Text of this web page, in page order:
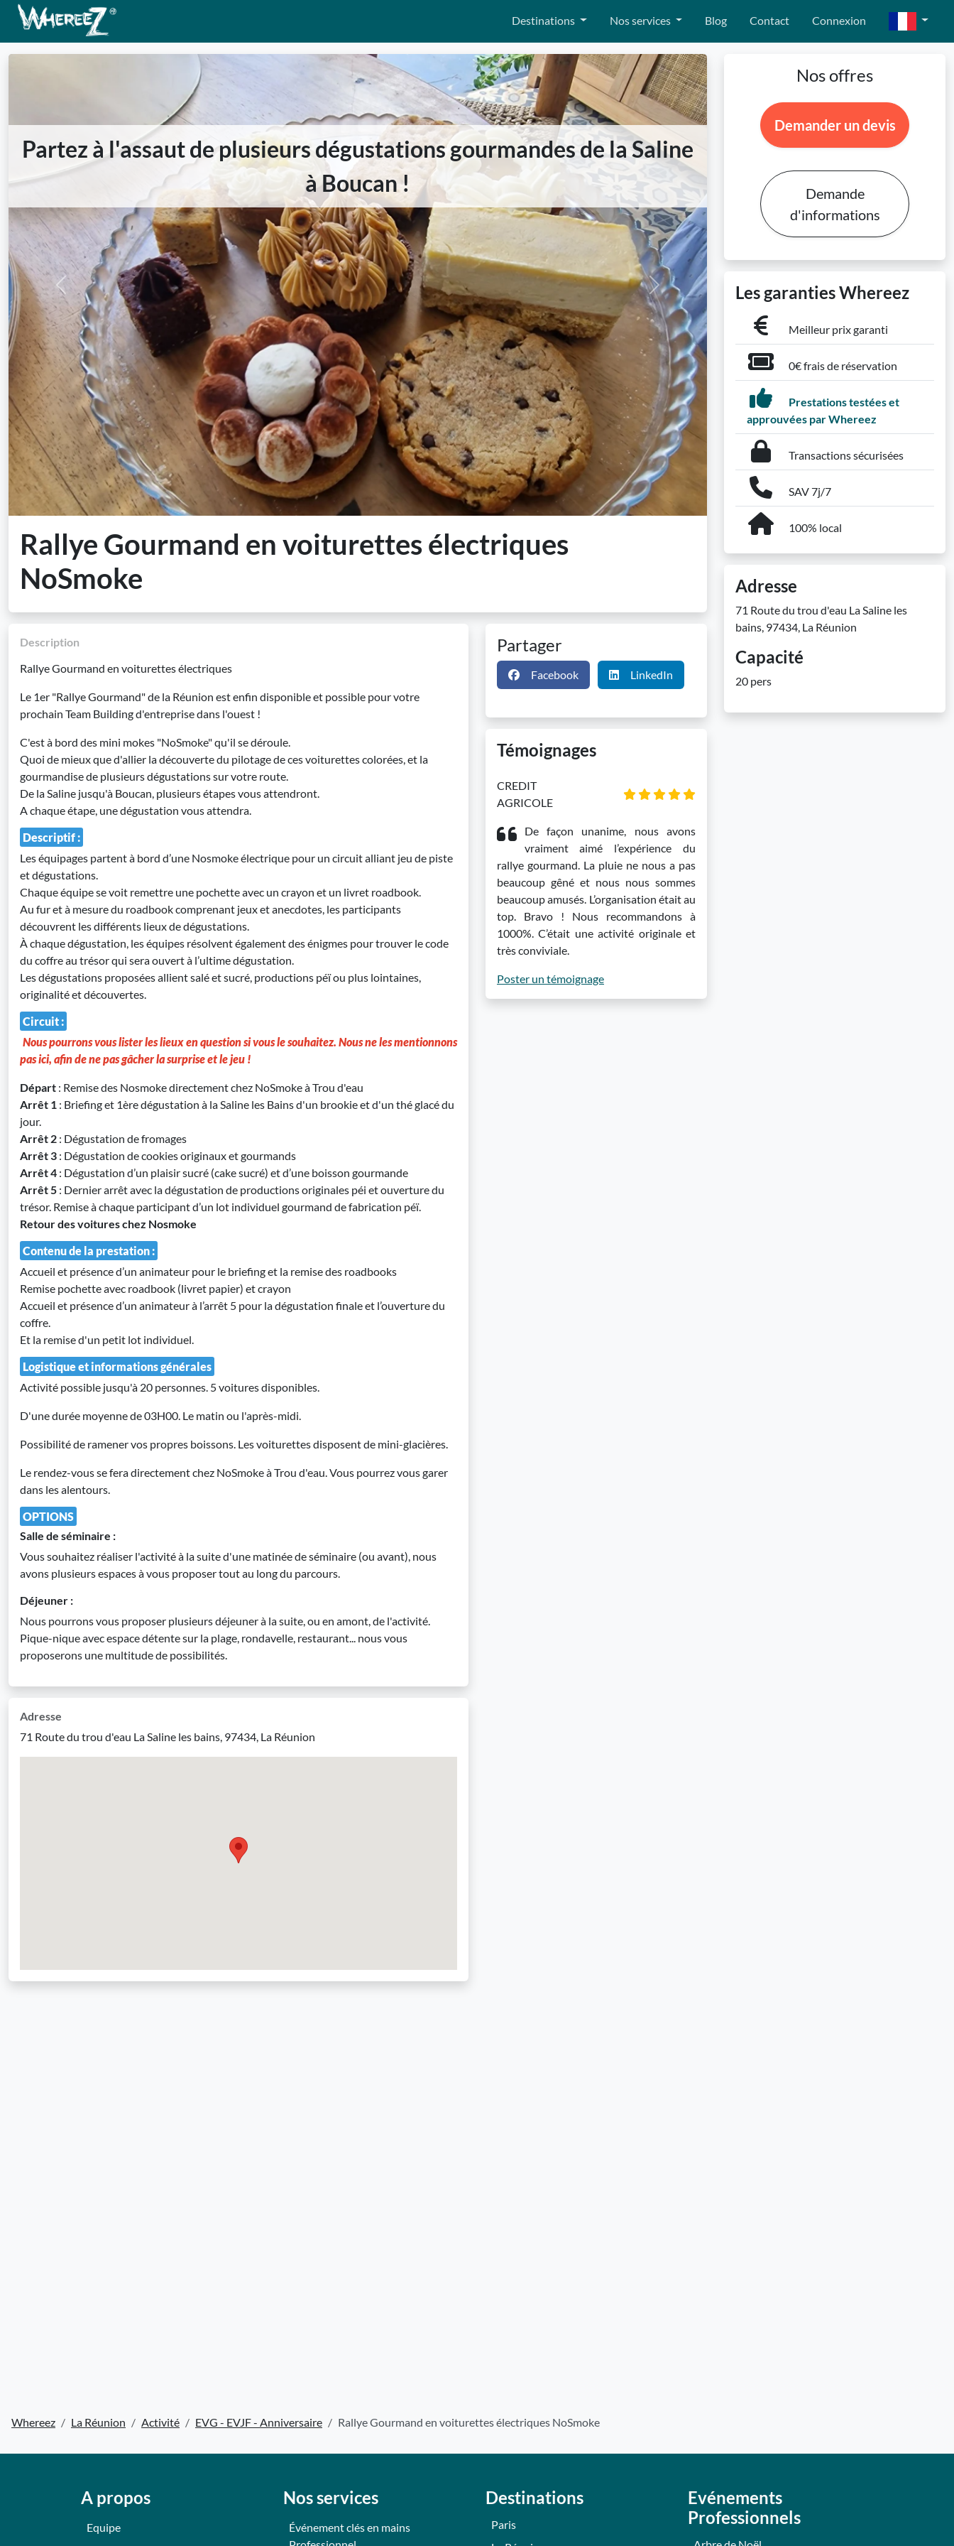
Destinations Nos services Blog Contact Connexion
Partez à l'assaut de plusieurs dégustations gourmandes de la Saline
à Boucan !
Previous Next
Rallye Gourmand en voiturettes électriques
NoSmoke
Description
Rallye Gourmand en voiturettes électriques
Le 1er "Rallye Gourmand" de la Réunion est enfin disponible et possible pour votre
prochain Team Building d'entreprise dans l'ouest !
C'est à bord des mini mokes "NoSmoke" qu'il se déroule.
Quoi de mieux que d'allier la découverte du pilotage de ces voiturettes colorées, et la
gourmandise de plusieurs dégustations sur votre route.
De la Saline jusqu'à Boucan, plusieurs étapes vous attendront.
A chaque étape, une dégustation vous attendra.
Descriptif :
Les équipages partent à bord d’une Nosmoke électrique pour un circuit alliant jeu de piste
et dégustations.
Chaque équipe se voit remettre une pochette avec un crayon et un livret roadbook.
Au fur et à mesure du roadbook comprenant jeux et anecdotes, les participants
découvrent les différents lieux de dégustations.
À chaque dégustation, les équipes résolvent également des énigmes pour trouver le code
du coffre au trésor qui sera ouvert à l’ultime dégustation.
Les dégustations proposées allient salé et sucré, productions péï ou plus lointaines,
originalité et découvertes.
Circuit :
Nous pourrons vous lister les lieux en question si vous le souhaitez. Nous ne les mentionnons
pas ici, afin de ne pas gâcher la surprise et le jeu !
Départ : Remise des Nosmoke directement chez NoSmoke à Trou d'eau
Arrêt 1 : Briefing et 1ère dégustation à la Saline les Bains d'un brookie et d'un thé glacé du
jour.
Arrêt 2 : Dégustation de fromages
Arrêt 3 : Dégustation de cookies originaux et gourmands
Arrêt 4 : Dégustation d’un plaisir sucré (cake sucré) et d’une boisson gourmande
Arrêt 5 : Dernier arrêt avec la dégustation de productions originales péi et ouverture du
trésor. Remise à chaque participant d’un lot individuel gourmand de fabrication péï.
Retour des voitures chez Nosmoke
Contenu de la prestation :
Accueil et présence d’un animateur pour le briefing et la remise des roadbooks
Remise pochette avec roadbook (livret papier) et crayon
Accueil et présence d’un animateur à l’arrêt 5 pour la dégustation finale et l’ouverture du
coffre.
Et la remise d'un petit lot individuel.
Logistique et informations générales
Activité possible jusqu'à 20 personnes. 5 voitures disponibles.
D'une durée moyenne de 03H00. Le matin ou l'après-midi.
Possibilité de ramener vos propres boissons. Les voiturettes disposent de mini-glacières.
Le rendez-vous se fera directement chez NoSmoke à Trou d'eau. Vous pourrez vous garer
dans les alentours.
OPTIONS
Salle de séminaire :
Vous souhaitez réaliser l'activité à la suite d'une matinée de séminaire (ou avant), nous
avons plusieurs espaces à vous proposer tout au long du parcours.
Déjeuner :
Nous pourrons vous proposer plusieurs déjeuner à la suite, ou en amont, de l'activité.
Pique-nique avec espace détente sur la plage, rondavelle, restaurant... nous vous
proposerons une multitude de possibilités.
Partager
Facebook LinkedIn
Témoignages
CREDIT
AGRICOLE
De façon unanime, nous avons
vraiment aimé l’expérience du
rallye gourmand. La pluie ne nous a pas
beaucoup gêné et nous nous sommes
beaucoup amusés. L’organisation était au
top. Bravo ! Nous recommandons à
1000%. C’était une activité originale et
très conviviale.
Poster un témoignage
Adresse
71 Route du trou d'eau La Saline les bains, 97434, La Réunion
Nos offres
Demander un devis
Demande
d'informations
Les garanties Whereez
Meilleur prix garanti
0€ frais de réservation
Prestations testées et
approuvées par Whereez
Transactions sécurisées
SAV 7j/7
100% local
Adresse
71 Route du trou d'eau La Saline les
bains, 97434, La Réunion
Capacité
20 pers
Whereez La Réunion Activité EVG - EVJF - Anniversaire Rallye Gourmand en voiturettes électriques NoSmoke
A propos
Equipe
Nos services
Événement clés en mains
Destinations
Paris
Evénements
Professionnels